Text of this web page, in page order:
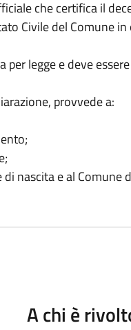
che certifica il
Civile del Comune
legge e deve
provvede a:
nascita e al Comune
A chi è